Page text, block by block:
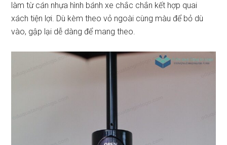
làm từ cán nhựa hình bánh xe chắc chắn kết hợp quai
xách tiện lợi. Dù kèm theo vỏ ngoài cùng màu để bỏ dù
vào, gập lại dễ dàng để mang theo.